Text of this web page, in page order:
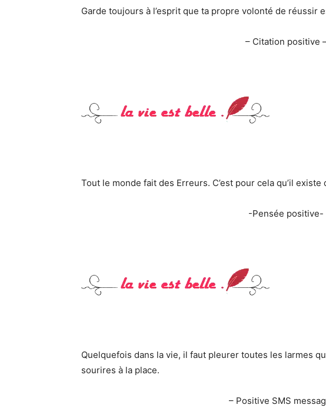
Garde toujours à l’esprit que ta propre volonté de réussir
– Citation positive
Tout le monde fait des Erreurs. C’est pour cela qu’il
-Pensée positive-
Quelquefois dans la vie, il faut pleurer toutes les larmes
sourires à la place.
– Positive SMS